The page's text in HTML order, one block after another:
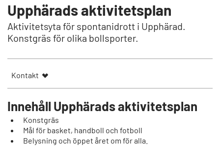
Upphärads aktivitetsplan
Aktivitetsyta för spontanidrott i Upphärad.
Konstgräs för olika bollsporter.
Kontakt
Innehåll Upphärads aktivitetsplan
Konstgräs
Mål för basket, handboll och fotboll
Belysning och öppet året om för alla.